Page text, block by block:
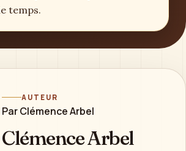
temps.
AUTEUR
Par Clémence Arbel
Clémence Arbel